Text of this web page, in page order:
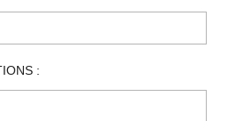
: